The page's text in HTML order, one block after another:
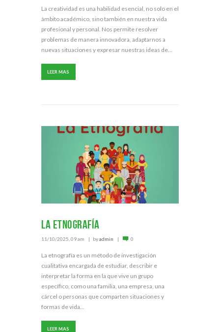
La creatividad es una habilidad esencial, no solo en el
ámbito académico, sino también en nuestra vida
profesional y personal. Nos permite resolver
problemas de manera innovadora, adaptarnos a
nuevas situaciones y expresar nuestras ideas de...
LEER MAS
La Etnografía
11/10/2025, 09 am byadmin 0
La etnografía es un método de investigación
cualitativa encargada de estudiar, describir e
interpretar la forma en la que vive un grupo
específico, como una familia, una empresa, una
cárcel o personas que comparten situaciones y
formas de vida...
LEER MAS